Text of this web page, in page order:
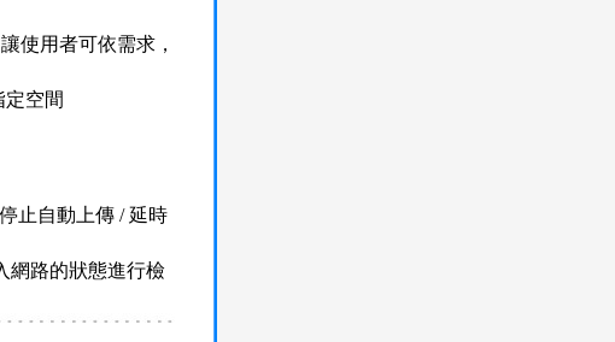
使用者可依需求，
空間
止自動上傳 / 延時
網路的狀態進行檢